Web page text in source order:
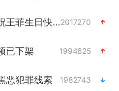
谢霆锋演唱会隔空祝王菲生日快乐2017270
已下架 1994625
恶犯罪线索 1982743